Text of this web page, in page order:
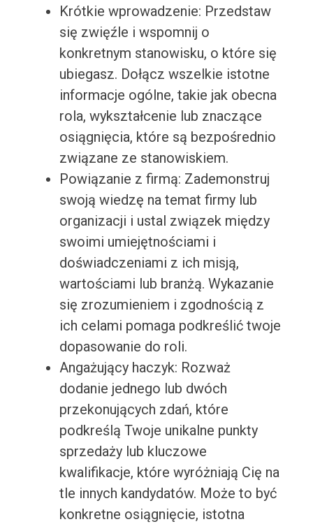
Krótkie wprowadzenie: Przedstaw
się zwięźle i wspomnij o
konkretnym stanowisku, o które się
ubiegasz. Dołącz wszelkie istotne
informacje ogólne, takie jak obecna
rola, wykształcenie lub znaczące
osiągnięcia, które są bezpośrednio
związane ze stanowiskiem.
Powiązanie z firmą: Zademonstruj
swoją wiedzę na temat firmy lub
organizacji i ustal związek między
swoimi umiejętnościami i
doświadczeniami z ich misją,
wartościami lub branżą. Wykazanie
się zrozumieniem i zgodnością z
ich celami pomaga podkreślić twoje
dopasowanie do roli.
Angażujący haczyk: Rozważ
dodanie jednego lub dwóch
przekonujących zdań, które
podkreślą Twoje unikalne punkty
sprzedaży lub kluczowe
kwalifikacje, które wyróżniają Cię na
tle innych kandydatów. Może to być
konkretne osiągnięcie, istotna